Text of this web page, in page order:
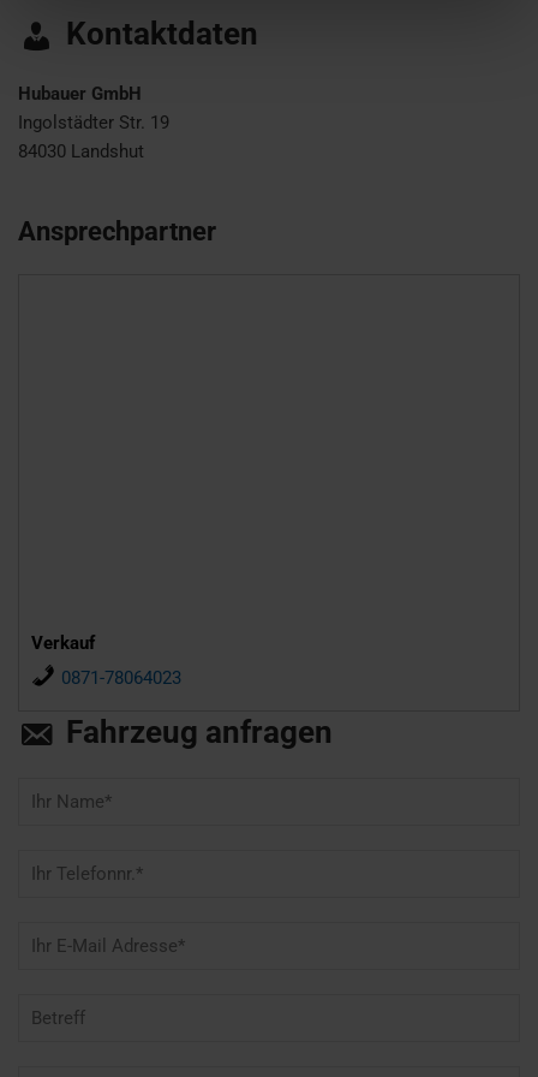
Kontaktdaten
Hubauer GmbH
Ingolstädter Str. 19
84030 Landshut
Ansprechpartner
Verkauf
0871-78064023
Fahrzeug anfragen